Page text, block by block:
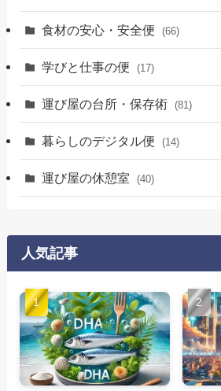
食材の安心・安全便 (66)
学びと仕事の便 (17)
運び屋の台所・保存術 (81)
暮らしのデジタル便 (14)
運び屋の休憩室 (40)
人気記事